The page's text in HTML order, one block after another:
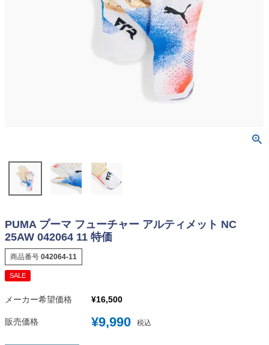
PUMA プーマ フューチャー アルティメット NC
25AW 042064 11 特価
商品番号 042064-11
SALE
メーカー希望価格 ¥16,500
販売価格 ¥9,990 税込